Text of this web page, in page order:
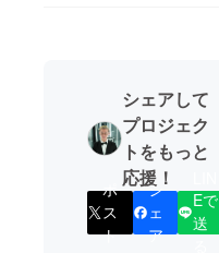
シェアして
プロジェク
トをもっと
応援！
ポ
ス
ト
シ
ェ
ア
Eで
送